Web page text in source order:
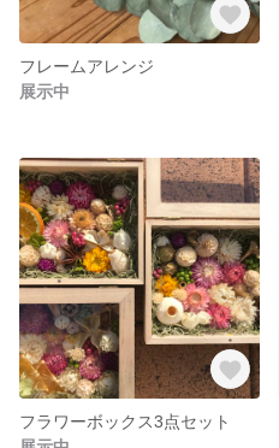
フレームアレンジ
展示中
フラワーボックス3点セット